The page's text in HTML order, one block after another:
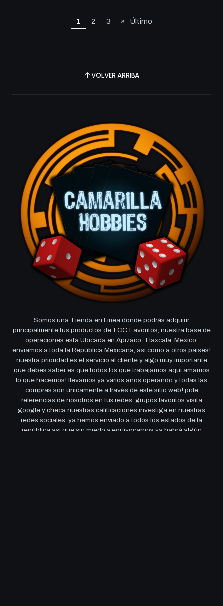
1 2 3 » Último
VOLVER ARRIBA
Somos una Tienda en Linea donde podrás adquirir
principalmente tus productos de TCG Favoritos, nuestra base de
operaciones está Ubicada en Apizaco, Tlaxcala, Mexico,
enviamos a toda la República Mexicana, así como a otros países!
nuestra prioridad es el servicio al cliente y algo muy importante
que debes saber es que todos los que trabajamos aquí amamos
lo que hacemos! llevamos ya varios años operando y todas las
compras son únicamente a través de este sitio web! pide
referencias de nosotros en tus redes, grupos favoritos visita
google y checa nuestras calificaciones investiga en nuestras
redes sociales, ya hemos enviado a todos los estados de la
república así que sin miedo a equivocarnos ya habrá algún